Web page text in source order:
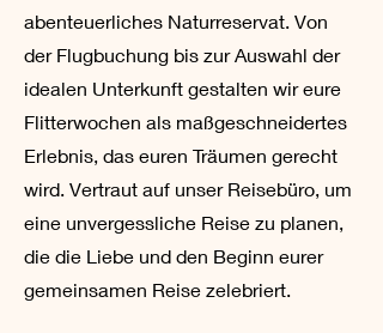
abenteuerliches Naturreservat. Von
der Flugbuchung bis zur Auswahl der
idealen Unterkunft gestalten wir eure
Flitterwochen als maßgeschneidertes
Erlebnis, das euren Träumen gerecht
wird. Vertraut auf unser Reisebüro, um
eine unvergessliche Reise zu planen,
die die Liebe und den Beginn eurer
gemeinsamen Reise zelebriert.